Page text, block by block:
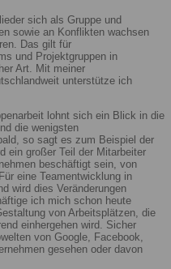
sich als Gruppe und
sowie an Konflikten wachsen
Das gilt für
und Projektgruppen in
Art. Mit meiner
unterstütze ich
lohnt sich ein Blick in die
die wenigsten
so sagt es zum Beispiel der
ein großer Teil der Mitarbeiter
beschäftigt sein, von
eine Teamentwicklung in
wird dies Veränderungen
ich mich schon heute
von Arbeitsplätzen, die
einhergehen wird. Sicher
von Google, Facebook,
gesehen oder davon